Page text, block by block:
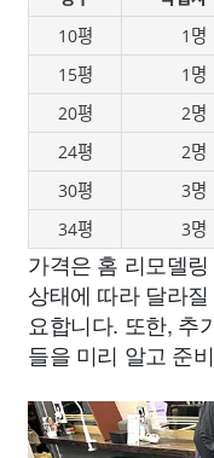
10평
1명
15평
1명
20평
2명
24평
2명
30평
3명
34평
3명
가격은 홈 리모델
상태에 따라 달라
요합니다. 또한, 추
들을 미리 알고 준